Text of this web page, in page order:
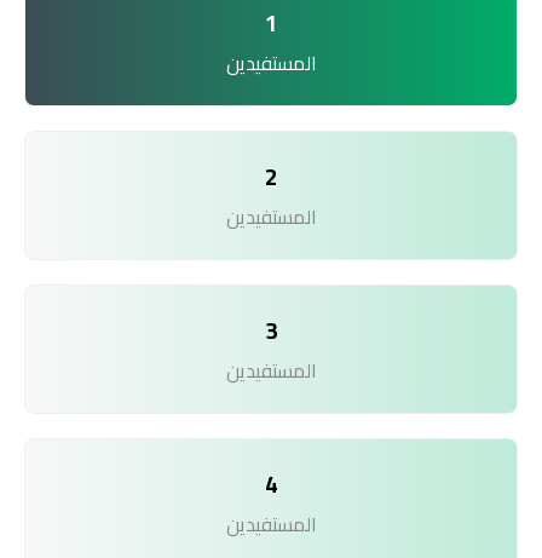
1
المستفيدين
2
المستفيدين
3
المستفيدين
4
المستفيدين